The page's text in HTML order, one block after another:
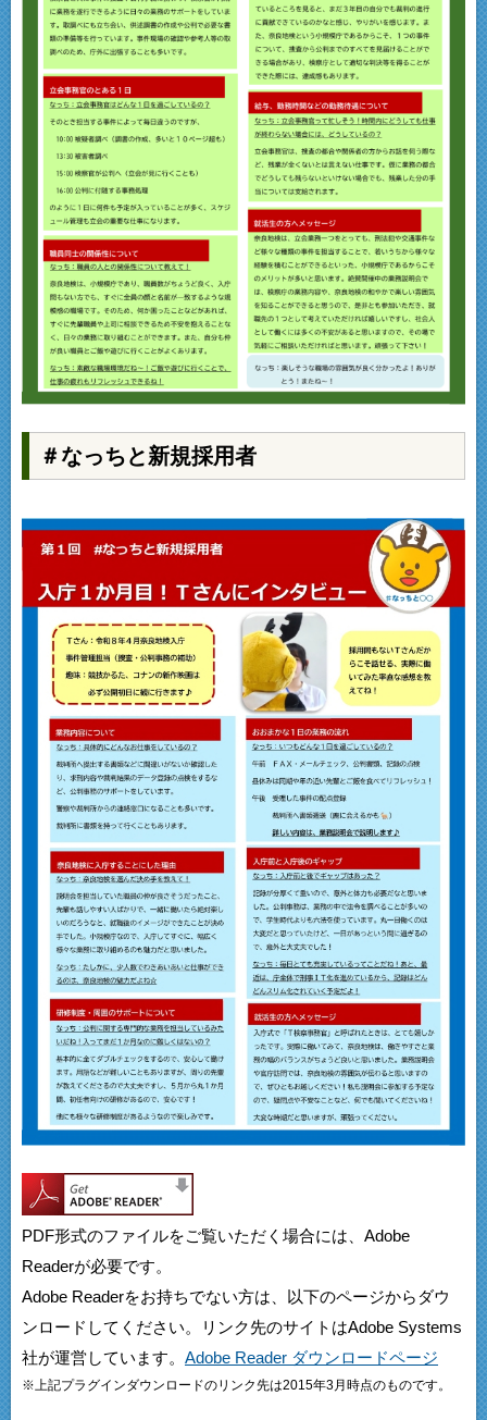
＃なっちと新規採用者
PDF形式のファイルをご覧いただく場合には、Adobe
Readerが必要です。
Adobe Readerをお持ちでない方は、以下のページからダウ
ンロードしてください。リンク先のサイトはAdobe Systems
社が運営しています。 Adobe Reader ダウンロードページ
※上記プラグインダウンロードのリンク先は2015年3月時点のものです。